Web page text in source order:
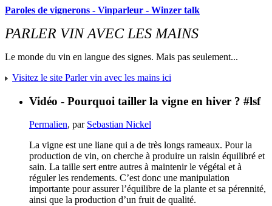
Paroles de vignerons - Vinparleur - Winzer talk
PARLER VIN AVEC LES MAINS
Le monde du vin en langue des signes. Mais pas seulement...
Visitez le site Parler vin avec les mains ici
Vidéo - Pourquoi tailler la vigne en hiver ? #lsf
Permalien, par Sebastian Nickel
La vigne est une liane qui a de très longs rameaux. Pour la
production de vin, on cherche à produire un raisin équilibré et
sain. La taille sert entre autres à maintenir le végétal et à
réguler les rendements. C’est donc une manipulation
importante pour assurer l’équilibre de la plante et sa pérennité,
ainsi que la production d’un fruit de qualité.